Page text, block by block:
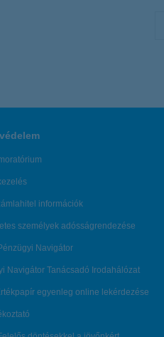
információk
személyek adósságrendezése
Navigátor
Navigátor Tanácsadó Irodahálózat
egyenleg online lekérdezése